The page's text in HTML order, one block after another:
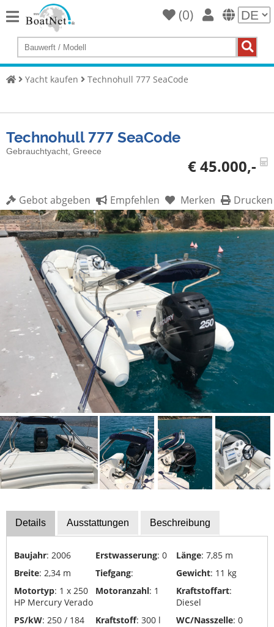
Home
Yacht
Gewerbliche
Verkäufer
Auktionen
Yachtmakler
Services
Bootszubehör
Finanzierung
Gestohlene
Boote
Messekalender
Sachverständige
Segel-
&
Sportbootschulen
Versicherungen
Yacht-
Entsorgung
Yachttransporte
Yachtwerften
(0)
Yacht kaufen Technohull 777 SeaCode
Technohull 777 SeaCode
Gebrauchtyacht, Greece
€ 45.000,-
Gebot abgeben Empfehlen Merken Drucken
Details Ausstattungen Beschreibung
Baujahr: 2006 Erstwasserung: 0 Länge: 7,85 m
Breite: 2,34 m Tiefgang: Gewicht: 11 kg
Motortyp: 1 x 250
HP Mercury Verado
Motoranzahl: 1 Kraftstoffart:
Diesel
PS/kW: 250 / 184 Kraftstoff: 300 l WC/Nasszelle: 0